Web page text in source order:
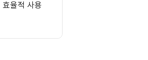
율적 사용